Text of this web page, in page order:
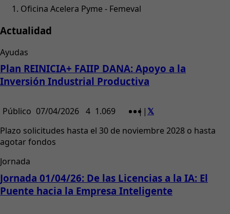
Oficina Acelera Pyme - Femeval
Actualidad
Ayudas
Plan REINICIA+ FAIIP DANA: Apoyo a la
Inversión Industrial Productiva
Público 07/04/2026 4 1.069 | |
Plazo solicitudes hasta el 30 de noviembre 2028 o hasta
agotar fondos
Jornada
Jornada 01/04/26: De las Licencias a la IA: El
Puente hacia la Empresa Inteligente